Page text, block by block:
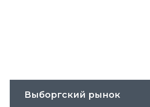
Выборгский рынок